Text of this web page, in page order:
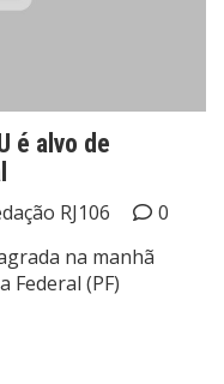
é alvo de
RJ106
0
na manhã
Federal (PF)